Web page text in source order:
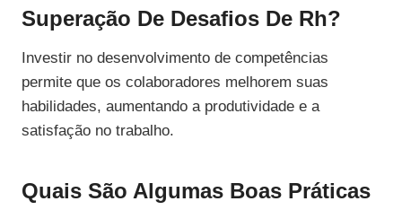
Superação De Desafios De Rh?
Investir no desenvolvimento de competências
permite que os colaboradores melhorem suas
habilidades, aumentando a produtividade e a
satisfação no trabalho.
Quais São Algumas Boas Práticas